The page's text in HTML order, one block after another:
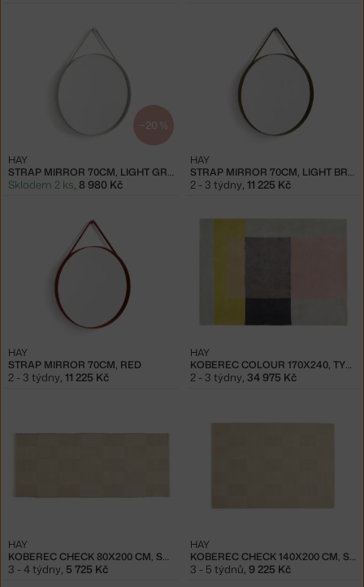
−20 %
STRAP MIRROR 70CM, LIGHT GREY
HAY
Skladem 2 ks 8 980 Kč
STRAP MIRROR 70CM, LIGHT BROWN
HAY
2 - 3 týdny 11 225 Kč
STRAP MIRROR 70CM, RED
HAY
2 - 3 týdny 11 225 Kč
KOBEREC COLOUR 170X240, TYP 05
HAY
2 - 3 týdny 34 975 Kč
KOBEREC CHECK 80X200 CM, SAND
HAY
3 - 4 týdny, 5 725 Kč
KOBEREC CHECK 140X200 CM, SAND
HAY
3 - 5 týdnů, 9 225 Kč